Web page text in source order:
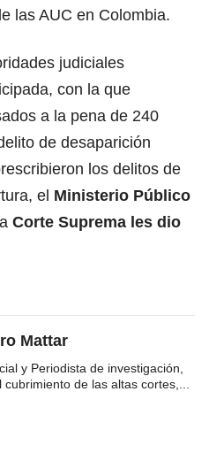
las AUC en Colombia.
judiciales
con la que
a la pena de 240
de desaparición
los delitos de
el Ministerio Público
Corte Suprema les dio
Mattar
y Periodista de investigación,
de las altas cortes,